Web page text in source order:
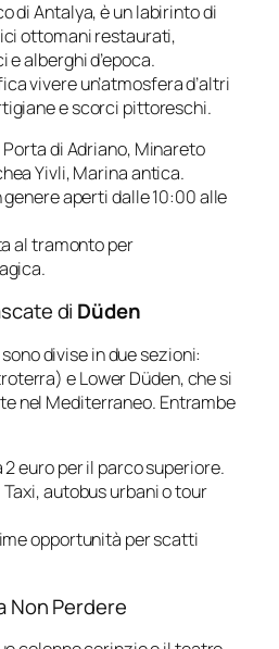
di Antalya, è un labirinto di
ottomani restaurati,
alberghi d’epoca.
vivere un’atmosfera d’altri
e scorci pittoreschi.
Porta di Adriano, Minareto
Yivli, Marina antica.
genere aperti dalle 10:00 alle
al tramonto per
di Düden
sono divise in due sezioni:
eLower Düden, che si
nel Mediterraneo. Entrambe
2 euro per il parco superiore.
Taxi, autobus urbani o tour
opportunità per scatti
Non Perdere